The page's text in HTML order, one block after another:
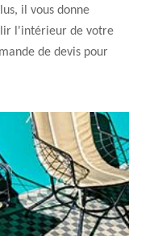
il vous donne
l'intérieur de votre
de devis pour